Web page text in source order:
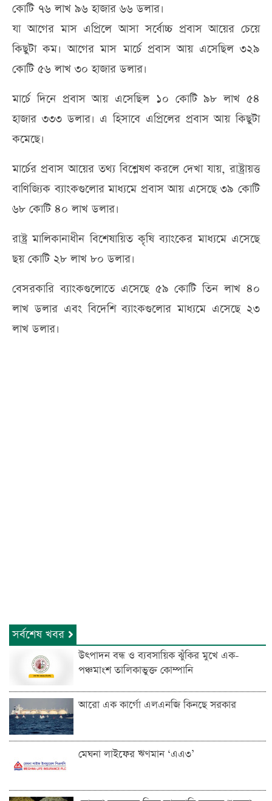
কোটি ৭৬ লাখ ৯৬ হাজার ৬৬ ডলার।
যা আগের মাস এপ্রিলে আসা সর্বোচ্চ প্রবাস আয়ের চেয়ে
কিছুটা কম। আগের মাস মার্চে প্রবাস আয় এসেছিল ৩২৯
কোটি ৫৬ লাখ ৩০ হাজার ডলার।
মার্চে দিনে প্রবাস আয় এসেছিল ১০ কোটি ৯৮ লাখ ৫৪
হাজার ৩৩৩ ডলার। এ হিসাবে এপ্রিলের প্রবাস আয় কিছুটা
কমেছে।
মার্চের প্রবাস আয়ের তথ্য বিশ্লেষণ করলে দেখা যায়, রাষ্ট্রায়ত্ত
বাণিজ্যিক ব্যাংকগুলোর মাধ্যমে প্রবাস আয় এসেছে ৩৯ কোটি
৬৮ কোটি ৪০ লাখ ডলার।
রাষ্ট্র মালিকানাধীন বিশেষায়িত কৃষি ব্যাংকের মাধ্যমে এসেছে
ছয় কোটি ২৮ লাখ ৮০ ডলার।
বেসরকারি ব্যাংকগুলোতে এসেছে ৫৯ কোটি তিন লাখ ৪০
লাখ ডলার এবং বিদেশি ব্যাংকগুলোর মাধ্যমে এসেছে ২৩
লাখ ডলার।
সর্বশেষ খবর
উৎপাদন বন্ধ ও ব্যবসায়িক ঝুঁকির মুখে এক-
পঞ্চমাংশ তালিকাভুক্ত কোম্পানি
আরো এক কার্গো এলএনজি কিনছে সরকার
মেঘনা লাইফের ঋণমান ‘‌এএ৩’